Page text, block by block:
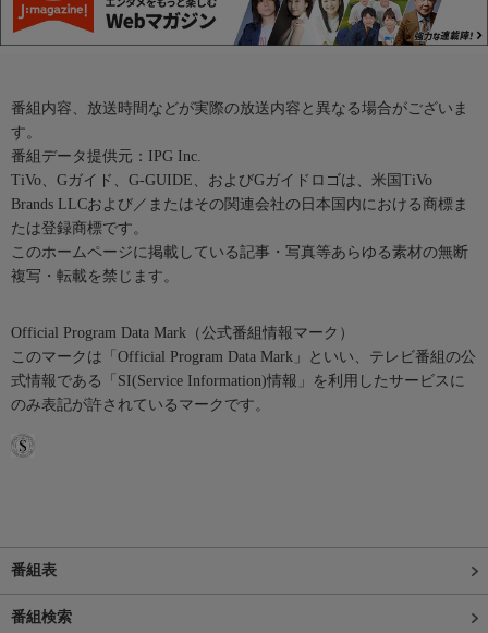
番組内容、放送時間などが実際の放送内容と異なる場合がございま
す。
番組データ提供元：IPG Inc.
TiVo、Gガイド、G-GUIDE、およびGガイドロゴは、米国TiVo
Brands LLCおよび／またはその関連会社の日本国内における商標ま
たは登録商標です。
このホームページに掲載している記事・写真等あらゆる素材の無断
複写・転載を禁じます。
Official Program Data Mark（公式番組情報マーク）
このマークは「Official Program Data Mark」といい、テレビ番組の公
式情報である「SI(Service Information)情報」を利用したサービスに
のみ表記が許されているマークです。
番組表
番組検索